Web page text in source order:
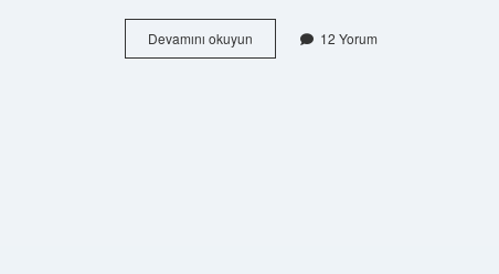
Devamını okuyun Planlama
Uzmanı
12 Yorum